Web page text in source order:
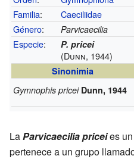
Familia:
Caeciliidae
Género: Parvicaecilia
Especie: P. pricei
(Dunn, 1944)
Sinonimia
Gymnophis pricei Dunn, 1944
LaParvicaecilia priceies
pertenece a un grupo